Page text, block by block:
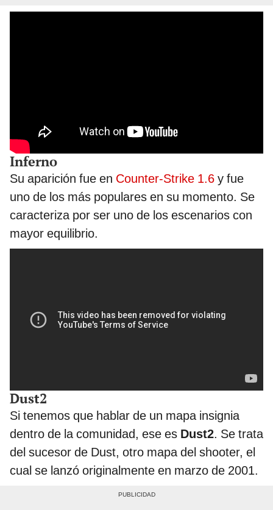
Inferno
Su aparición fue en Counter-Strike 1.6 y fue
uno de los más populares en su momento. Se
caracteriza por ser uno de los escenarios con
mayor equilibrio.
Dust2
Si tenemos que hablar de un mapa insignia
dentro de la comunidad, ese es Dust2. Se trata
del sucesor de Dust, otro mapa del shooter, el
cual se lanzó originalmente en marzo de 2001.